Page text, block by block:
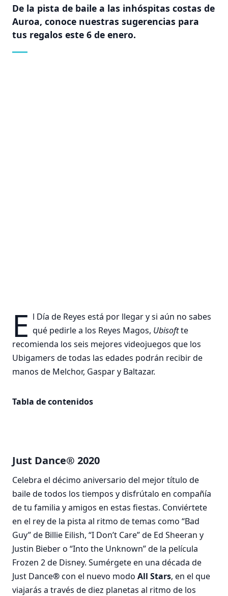
De la pista de baile a las inhóspitas costas de
Auroa, conoce nuestras sugerencias para
tus regalos este 6 de enero.
E l Día de Reyes está por llegar y si aún no sabes
qué pedirle a los Reyes Magos, Ubisoftte
recomienda los seis mejores videojuegos que los
Ubigamers de todas las edades podrán recibir de
manos de Melchor, Gaspar y Baltazar.
Tabla de contenidos
Just Dance® 2020
Celebra el décimo aniversario del mejor título de
baile de todos los tiempos y disfrútalo en compañía
de tu familia y amigos en estas fiestas. Conviértete
en el rey de la pista al ritmo de temas como “Bad
Guy” de Billie Eilish, “I Don’t Care” de Ed Sheeran y
Justin Bieber o “Into the Unknown” de la película
Frozen 2 de Disney. Sumérgete en una década de
Just Dance®con el nuevo modo All Stars, en el que
viajarás a través de diez planetas al ritmo de los